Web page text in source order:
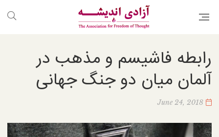
رابطه فاشیسم و مذهب در
آلمان میان دو جنگ جهانی
June 24, 2018